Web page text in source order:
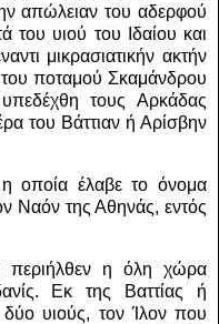
απώλειαν του αδερφού
του υιού του Ιδαίου και
μικρασιατικήν ακτήν
ποταμού Σκαμάνδρου
τους Αρκάδας
του Βάττιαν ή Αρίσβην
οποία έλαβε το όνομα
Ναόν της Αθηνάς, εντός
περιήλθεν η όλη χώρα
Εκ της Βαττίας ή
υιούς, τον Ίλον που